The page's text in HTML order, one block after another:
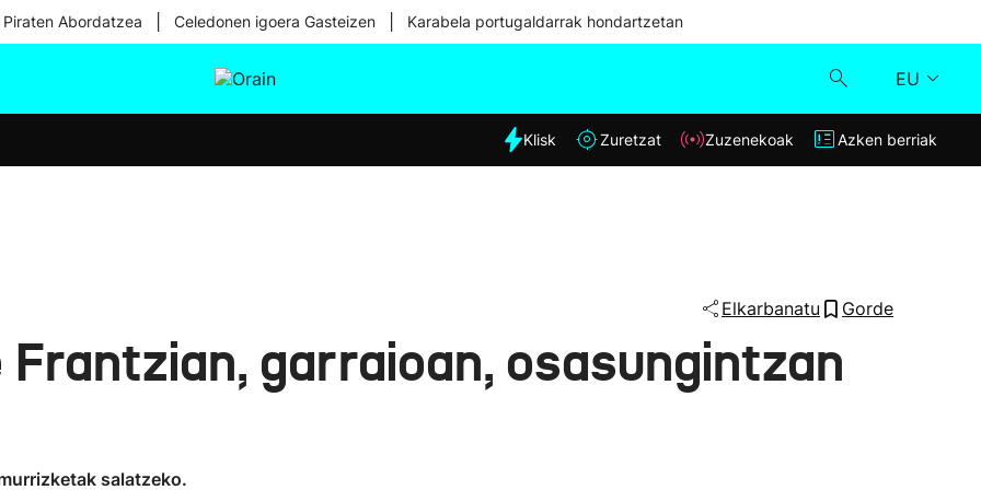
Abordatzea Celedonen igoera Gasteizen Karabela portugaldarrak hondartzetan
EU
Eguraldia
Klisk
Azken berriak
Klisk Zuretzat Zuzenekoak Azken berriak
Elkarbanatu Gorde
Frantzian, garraioan, osasungintzan
salatzeko.